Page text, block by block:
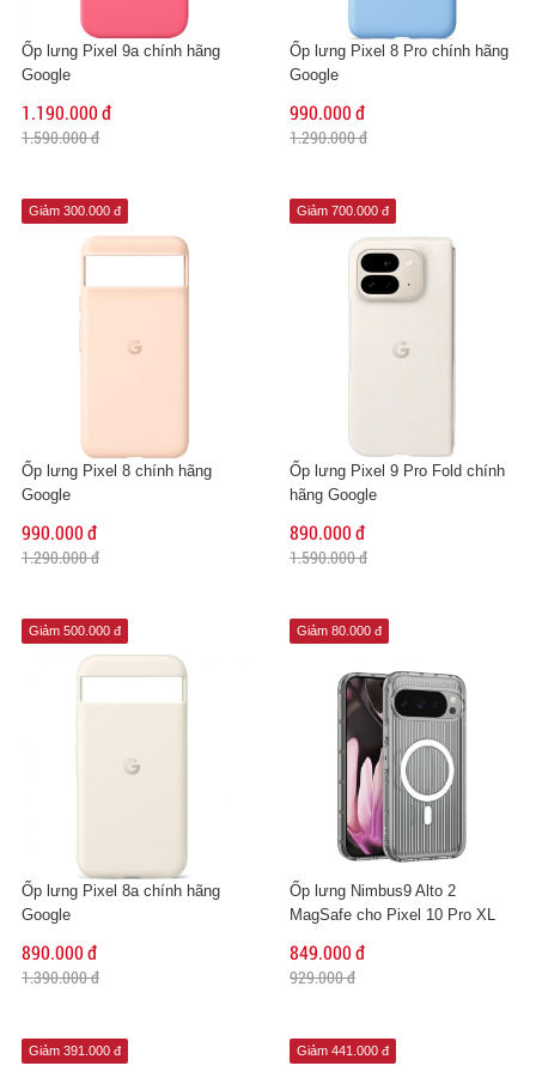
Ốp lưng Pixel 9a chính hãng
Google
1.190.000 đ
1.590.000 đ
Ốp lưng Pixel 8 Pro chính hãng
Google
990.000 đ
1.290.000 đ
Giảm 300.000 đ
Ốp lưng Pixel 8 chính hãng
Google
990.000 đ
1.290.000 đ
Giảm 700.000 đ
Ốp lưng Pixel 9 Pro Fold chính
hãng Google
890.000 đ
1.590.000 đ
Giảm 500.000 đ
Ốp lưng Pixel 8a chính hãng
Google
890.000 đ
1.390.000 đ
Giảm 80.000 đ
Ốp lưng Nimbus9 Alto 2
MagSafe cho Pixel 10 Pro XL
849.000 đ
929.000 đ
Giảm 391.000 đ Giảm 441.000 đ